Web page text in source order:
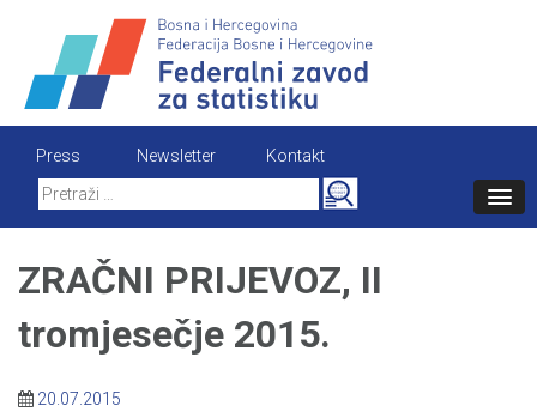
content
Press Newsletter
Kontakt
Search
for:
ZRAČNI PRIJEVOZ, II
tromjesečje 2015.
20.07.2015